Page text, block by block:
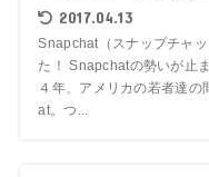
2017.04.13
Snapchat（スナップチャ
た！ Snapchatの勢いが止
４年、アメリカの若者達
at。つ...